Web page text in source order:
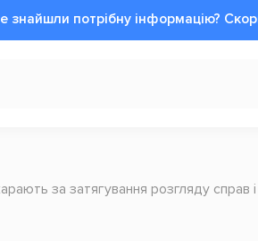
знайшли потрібну інформацію?
за затягування розгляду